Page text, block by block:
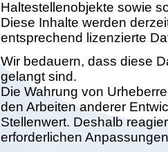
Haltestellenobjekte sowie
Diese Inhalte werden
entsprechend lizenzierte
Wir bedauern, dass diese
gelangt sind.
Die Wahrung von
den Arbeiten anderer
Stellenwert. Deshalb
erforderlichen